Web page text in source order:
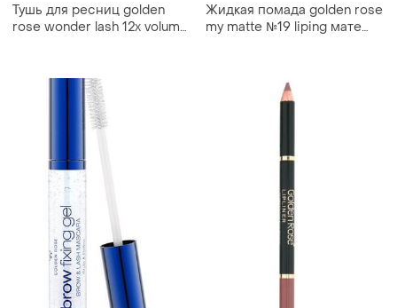
Тушь для ресниц golden
rose wonder lash 12x volume
Жидкая помада golden rose
my matte №19 liping мате